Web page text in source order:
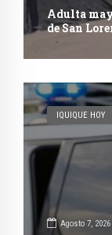
Adulta
de San
IQUIQUE HOY
Agosto 7, 2026